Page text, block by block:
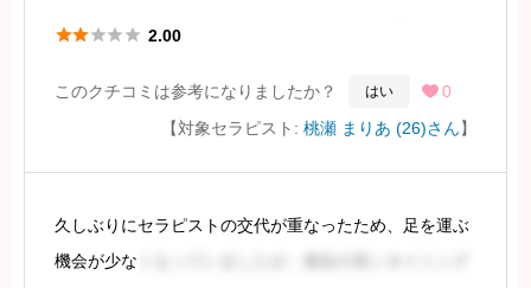
まず、スタイルについては特に特徴はなく、平均的な印
に見えましたが、実際にはそれほど感じませんでした。
容姿は、どちらかといえばきれい系で、雰囲
続きを見るには会員登録
 2.00
このクチコミは参考になりましたか？ はい  0
【対象セラピスト: 桃瀬 まりあ (26)さん】
久しぶりにセラピストの交代が重なったため、足を運ぶ
機会が少な